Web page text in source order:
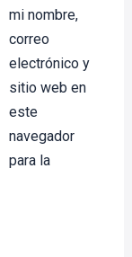
mi nombre,
correo
electrónico y
sitio web en
este
navegador
para la